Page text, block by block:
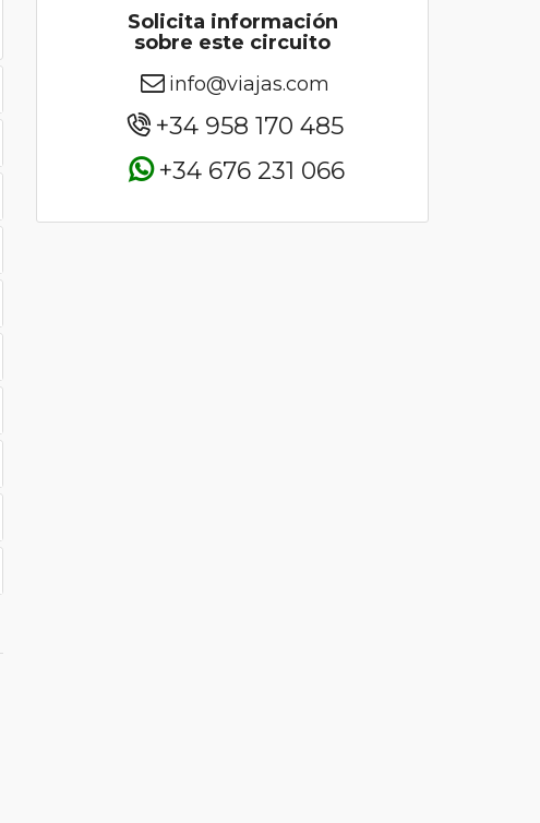
Solicita información
sobre este circuito
info@viajas.com
+34 958 170 485
+34 676 231 066